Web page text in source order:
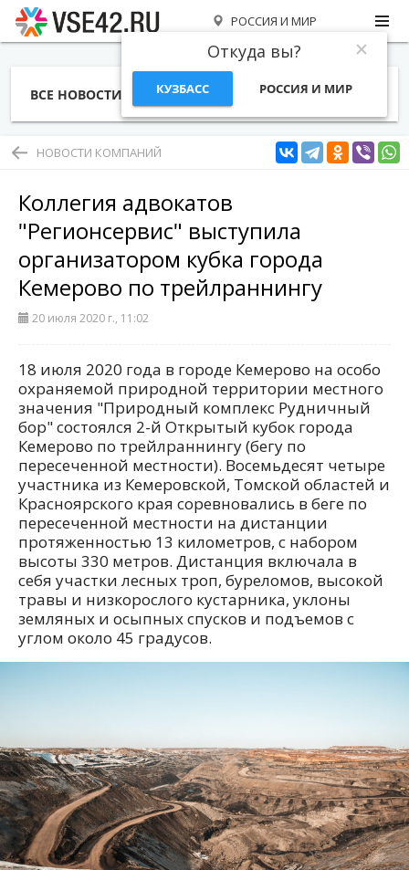
РОССИЯ И МИР
Откуда вы?
КУЗБАСС РОССИЯ И МИР
ВСЕ НОВОСТИ СТАТЬИ ТЕМЫ ФОТО
НОВОСТИ КОМПАНИЙ
Коллегия адвокатов
"Регионсервис" выступила
организатором кубка города
Кемерово по трейлраннингу
20 июля 2020 г., 11:02
18 июля 2020 года в городе Кемерово на особо
охраняемой природной территории местного
значения "Природный комплекс Рудничный
бор" состоялся 2-й Открытый кубок города
Кемерово по трейлраннингу (бегу по
пересеченной местности). Восемьдесят четыре
участника из Кемеровской, Томской областей и
Красноярского края соревновались в беге по
пересеченной местности на дистанции
протяженностью 13 километров, с набором
высоты 330 метров. Дистанция включала в
себя участки лесных троп, буреломов, высокой
травы и низкорослого кустарника, уклоны
земляных и осыпных спусков и подъемов с
углом около 45 градусов.